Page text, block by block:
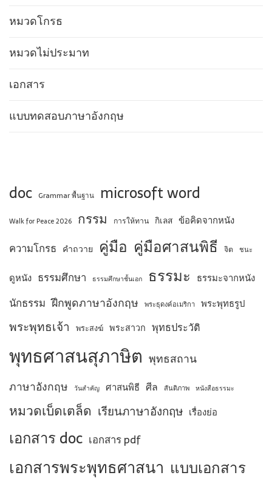
หมวดโกรธ
หมวดไม่ประมาท
เอกสาร
แบบทดสอบภาษาอังกฤษ
doc Grammar พื้นฐาน microsoft word
Walk for Peace 2026 กรรม การให้ทาน กิเลส ข้อคิดจากหนัง
ความโกรธ คำถวาย คู่มือ คู่มือศาสนพิธี จิต ชนะ
ดูหนัง ธรรมศึกษา ธรรมศึกษาชั้นเอก ธรรมะ ธรรมะจากหนัง
นักธรรม ฝึกพูดภาษาอังกฤษ พระธุดงค์อเมริกา พระพุทธรูป
พระพุทธเจ้า พระสงฆ์ พระสาวก พุทธประวัติ
พุทธศาสนสุภาษิต พุทธสถาน
ภาษาอังกฤษ วันสำคัญ ศาสนพิธี ศีล สันติภาพ หนังสือธรรมะ
หมวดเบ็ดเตล็ด เรียนภาษาอังกฤษ เรื่องย่อ
เอกสาร doc เอกสาร pdf
เอกสารพระพุทธศาสนา แบบเอกสาร